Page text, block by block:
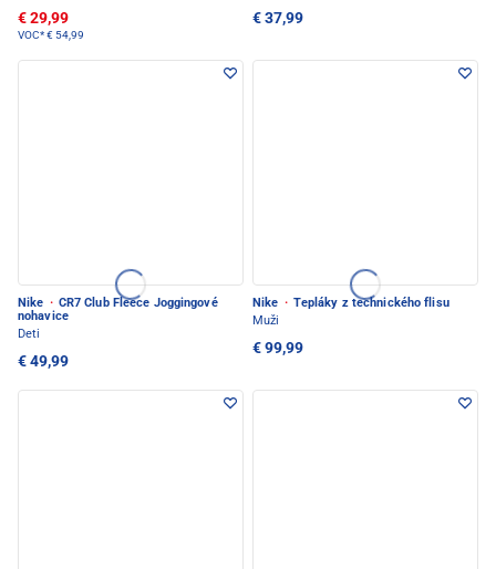
€ 29,99
VOC*€ 54,99
€ 37,99
Nike · CR7 Club Fleece Joggingové
nohavice
Deti
€ 49,99
Nike · Tepláky z technického flisu
Muži
€ 99,99